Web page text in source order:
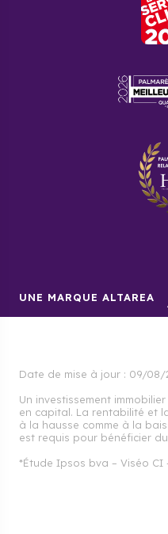
UNE MARQUE ALTAREA
Date de mise à jour : 09/08/
Un investissement
en capital. La rentabilité et
à la hausse comme à la
est requis pour bénéficier
*Étude Ipsos bva – Viséo CI